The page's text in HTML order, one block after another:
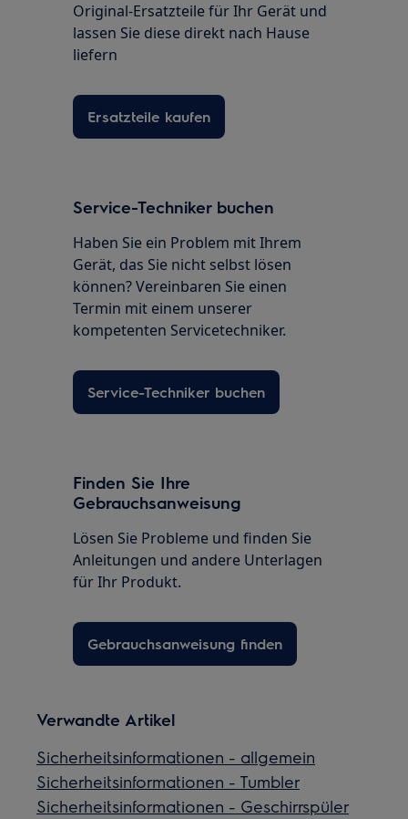
Original-Ersatzteile für Ihr Gerät und
lassen Sie diese direkt nach Hause
liefern
Ersatzteile kaufen
Service-Techniker buchen
Haben Sie ein Problem mit Ihrem
Gerät, das Sie nicht selbst lösen
können? Vereinbaren Sie einen
Termin mit einem unserer
kompetenten Servicetechniker.
Service-Techniker buchen
Finden Sie Ihre
Gebrauchsanweisung
Lösen Sie Probleme und finden Sie
Anleitungen und andere Unterlagen
für Ihr Produkt.
Gebrauchsanweisung finden
Verwandte Artikel
Sicherheitsinformationen - allgemein
Sicherheitsinformationen - Tumbler
Sicherheitsinformationen - Geschirrspüler